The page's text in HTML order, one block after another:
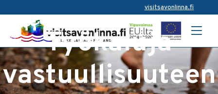
visitsavonlinna.fi
Työkaluja
vastuullisuuteen